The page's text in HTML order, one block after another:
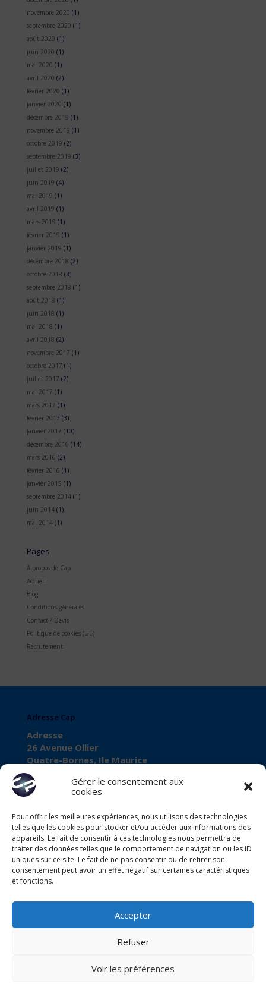
Gérer le consentement aux
cookies
Pour offrir les meilleures expériences, nous utilisons des technologies
telles que les cookies pour stocker et/ou accéder aux informations des
appareils. Le fait de consentir à ces technologies nous permettra de
traiter des données telles que le comportement de navigation ou les ID
uniques sur ce site. Le fait de ne pas consentir ou de retirer son
consentement peut avoir un effet négatif sur certaines caractéristiques
et fonctions.
Accepter
Refuser
Voir les préférences
novembre 2020 (1)
septembre 2020 (1)
août 2020 (1)
juin 2020 (1)
mai 2020 (1)
avril 2020 (2)
février 2020 (1)
janvier 2020 (1)
décembre 2019 (1)
novembre 2019 (1)
octobre 2019 (2)
septembre 2019 (3)
juillet 2019 (2)
juin 2019 (4)
mai 2019 (1)
avril 2019 (1)
mars 2019 (1)
février 2019 (1)
janvier 2019 (1)
décembre 2018 (2)
octobre 2018 (3)
septembre 2018 (1)
août 2018 (1)
juin 2018 (1)
mai 2018 (1)
avril 2018 (2)
novembre 2017 (1)
octobre 2017 (1)
juillet 2017 (2)
mai 2017 (1)
mars 2017 (1)
février 2017 (3)
janvier 2017 (10)
décembre 2016 (14)
mars 2016 (2)
février 2016 (1)
janvier 2015 (1)
septembre 2014(1)
juin 2014(1)
mai 2014(1)
Pages
À propos de Cap
Accueil
Blog
Conditions générales
Contact / Devis
Politique de cookies (UE)
Recrutement
Adresse Cap
Adresse
26 Avenue Ollier
Quatre-Bornes, Ile Maurice
À propos de Cap
Business Registration Number
C11102568
VAT Number
VAT27080028
Centre d'appels|Call Center Ile Maurice